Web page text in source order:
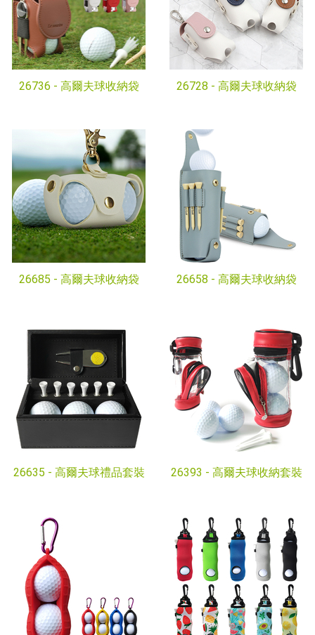
26736 - 高爾夫球收納袋 26728 - 高爾夫球收納袋
26685 - 高爾夫球收納袋 26658 - 高爾夫球收納袋
26635 - 高爾夫球禮品套裝 26393 - 高爾夫球收納套裝